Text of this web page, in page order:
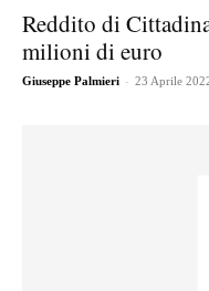
Reddito di
milioni di euro
Giuseppe Palmieri - 23 Aprile